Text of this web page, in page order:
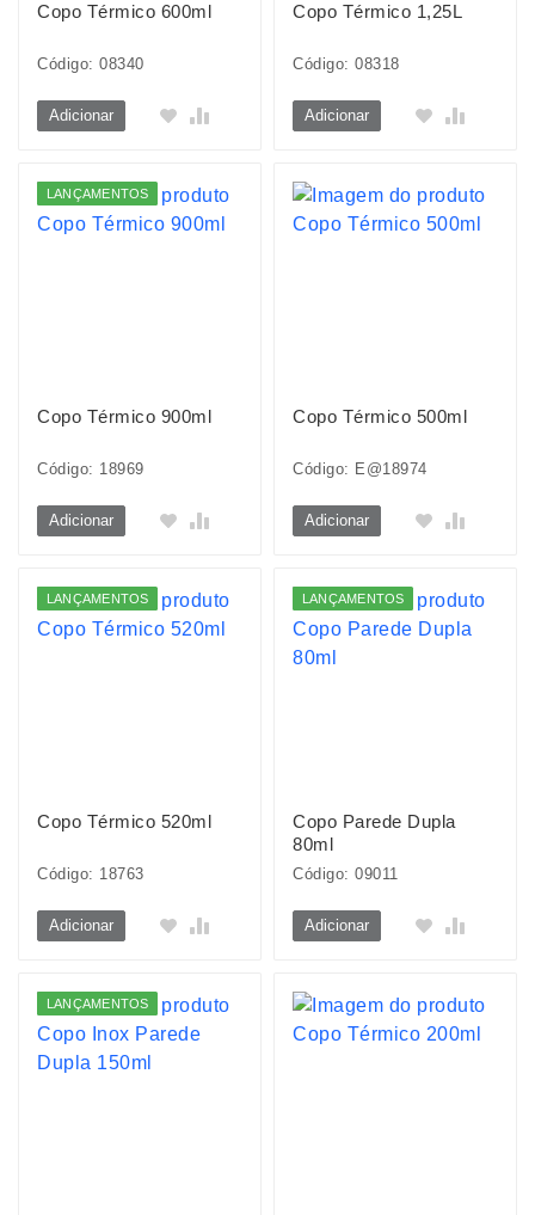
Copo Térmico 600ml
Código: 08340
Adicionar
Copo Térmico 1,25L
Código: 08318
Adicionar
LANÇAMENTOS
Copo Térmico 900ml
Código: 18969
Adicionar
Copo Térmico 500ml
Código: E@18974
Adicionar
LANÇAMENTOS
Copo Térmico 520ml
Código: 18763
Adicionar
LANÇAMENTOS
Copo Parede Dupla
80ml
Código: 09011
Adicionar
LANÇAMENTOS